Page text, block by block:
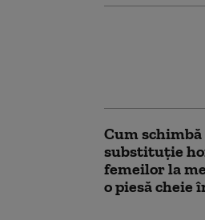
Cum
substituție
femeilor la
o piesă cheie